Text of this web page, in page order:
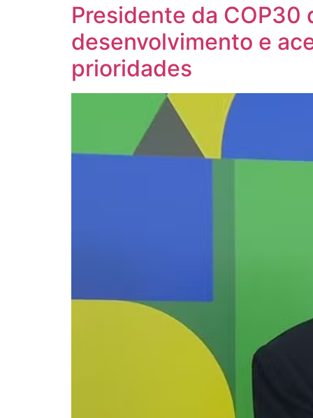
Presidente da COP30
desenvolvimento e
prioridades